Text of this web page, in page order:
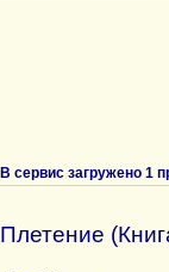
В сервис загружено 1
Плетение